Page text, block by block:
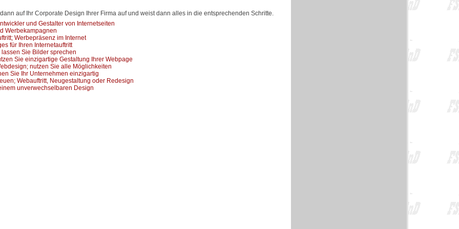
auf Ihr Corporate Design Ihrer Firma auf und weist dann alles in die entsprechenden Schritte.
und Gestalter von Internetseiten
Werbekampagnen
Werbepräsenz im Internet
für Ihren Internetauftritt
Sie Bilder sprechen
Sie einzigartige Gestaltung Ihrer Webpage
nutzen Sie alle Möglichkeiten
Sie Ihr Unternehmen einzigartig
Webauftritt, Neugestaltung oder Redesign
unverwechselbaren Design